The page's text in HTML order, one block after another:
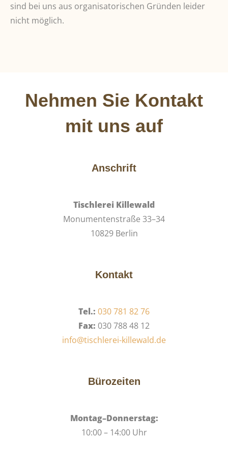
sind bei uns aus organisatorischen Gründen leider
nicht möglich.
Nehmen Sie Kontakt
mit uns auf
Anschrift
Tischlerei Killewald
Monumentenstraße 33–34
10829 Berlin
Kontakt
Tel.: 030 781 82 76
Fax: 030 788 48 12
info@tischlerei-killewald.de
Bürozeiten
Montag–Donnerstag:
10:00 – 14:00 Uhr